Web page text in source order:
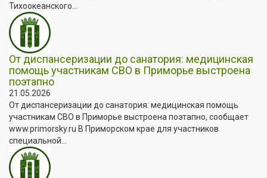
Тихоокеанского...
От диспансеризации до санатория: медицинская
помощь участникам СВО в Приморье выстроена
поэтапно
21.05.2026
От диспансеризации до санатория: медицинская помощь
участникам СВО в Приморье выстроена поэтапно, сообщает
www.primorsky.ru В Приморском крае для участников
специальной...